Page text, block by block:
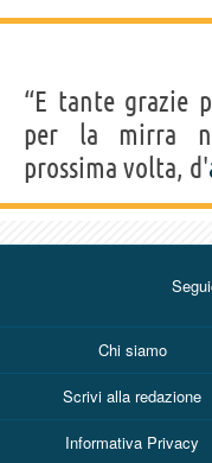
“E tante grazie
per la mirra
prossima volta, d'
Chi siamo
Scrivi alla redazione
Informativa Privacy